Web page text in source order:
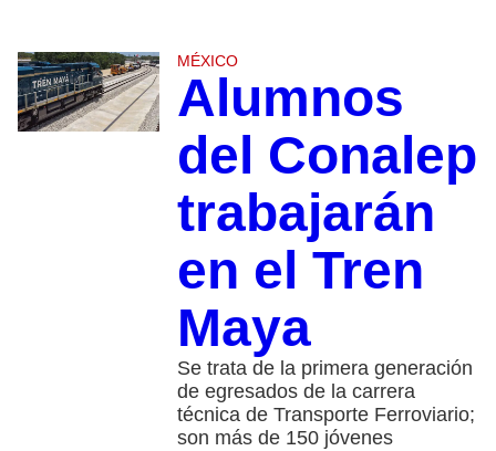
MÉXICO
Alumnos
del Conalep
trabajarán
en el Tren
Maya
Se trata de la primera generación
de egresados de la carrera
técnica de Transporte Ferroviario;
son más de 150 jóvenes